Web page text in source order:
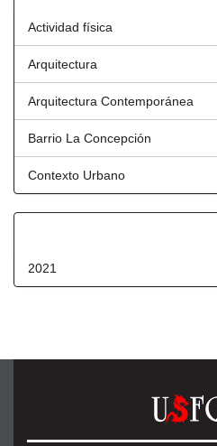
Actividad física
Arquitectura
Arquitectura Contemporánea
Barrio La Concepción
Contexto Urbano
2021